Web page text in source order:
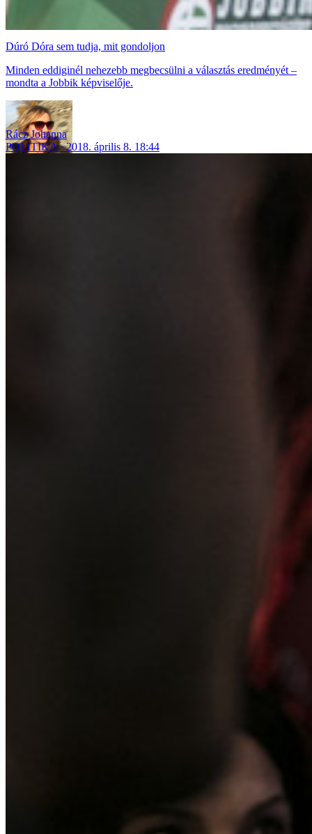
Dúró Dóra sem tudja, mit gondoljon
Minden eddiginél nehezebb megbecsülni a választás eredményét –
mondta a Jobbik képviselője.
Rácz Johanna
POLITIKA
2018. április 8. 18:44